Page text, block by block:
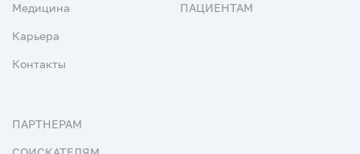
Медицина
Карьера
Контакты
ПАЦИЕНТАМ
ПАРТНЕРАМ